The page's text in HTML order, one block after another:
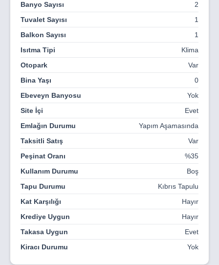
Banyo Sayısı
2
Tuvalet Sayısı
1
Balkon Sayısı
1
Isıtma Tipi
Klima
Otopark
Var
Bina Yaşı
0
Ebeveyn Banyosu
Yok
Site İçi
Evet
Emlağın Durumu
Yapım Aşamasında
Taksitli Satış
Var
Peşinat Oranı
%35
Kullanım Durumu
Boş
Tapu Durumu
Kıbrıs Tapulu
Kat Karşılığı
Hayır
Krediye Uygun
Hayır
Takasa Uygun
Evet
Kiracı Durumu
Yok